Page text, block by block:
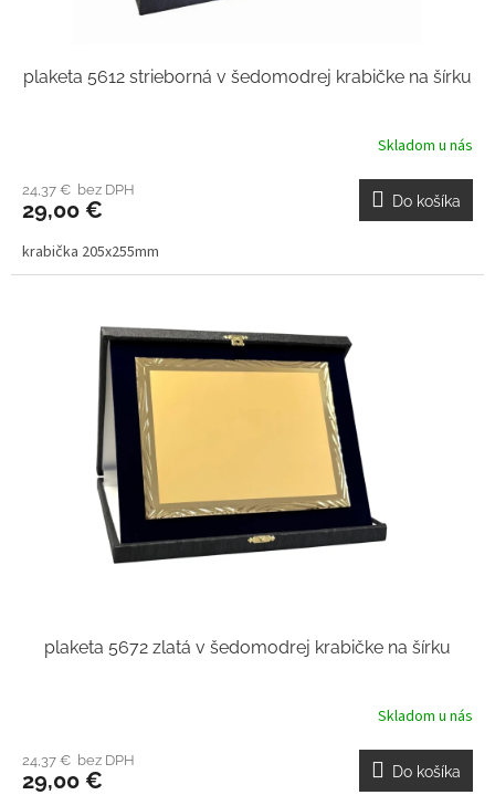
plaketa 5612 strieborná v šedomodrej krabičke na šírku
Skladom u nás
24,37 € bez DPH
29,00 € Do košíka
krabička 205x255mm
plaketa 5672 zlatá v šedomodrej krabičke na šírku
Skladom u nás
24,37 € bez DPH
29,00 € Do košíka